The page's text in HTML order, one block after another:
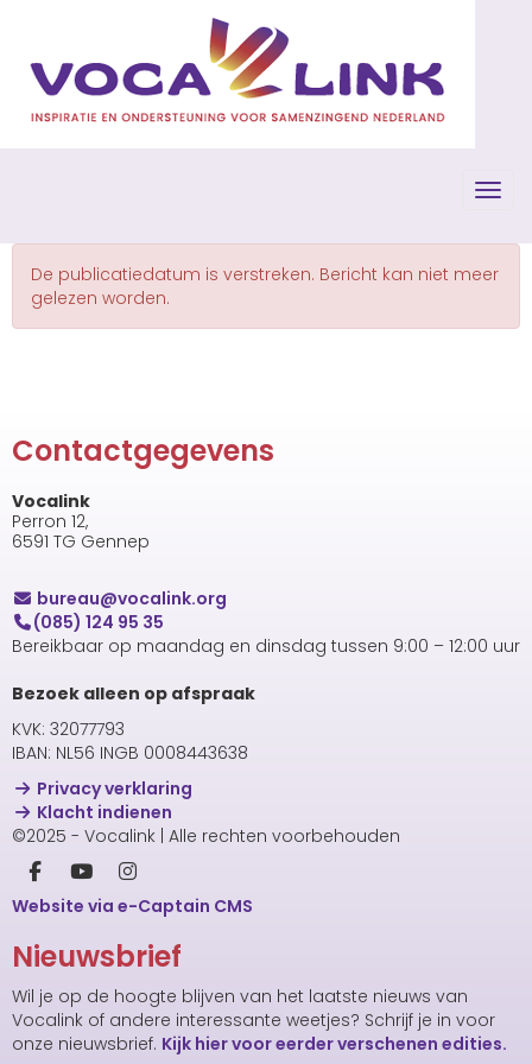
De publicatiedatum is verstreken. Bericht kan niet meer
gelezen worden.
Contactgegevens
Vocalink
Perron 12,
6591 TG Gennep
uaerub@vocalink.org
(085) 124 95 35
Bereikbaar op maandag en dinsdag tussen 9:00 – 12:00 uur
Bezoek alleen op afspraak
KVK: 32077793
IBAN: NL56 INGB 0008443638
Privacy verklaring
Klacht indienen
©2025 - Vocalink | Alle rechten voorbehouden
Website via e-Captain CMS
Nieuwsbrief
Wil je op de hoogte blijven van het laatste nieuws van
Vocalink of andere interessante weetjes? Schrijf je in voor
onze nieuwsbrief. Kijk hier voor eerder verschenen edities.